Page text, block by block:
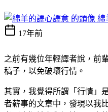
綿
17年前
之前有幾位年輕譯者說，前
稿子，以免破壞行情。
其實，我覺得所謂「行情」
者薪事的文章中，發現以我